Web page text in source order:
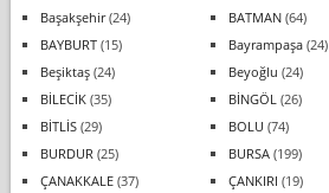
Başakşehir(24) BATMAN(64)
BAYBURT(15) Bayrampaşa(24)
Beşiktaş(24) Beyoğlu (24)
BİLECİK(35) BİNGÖL (26)
BİTLİS(29) BOLU (74)
BURDUR (25) BURSA(199)
ÇANAKKALE(37) ÇANKIRI (19)